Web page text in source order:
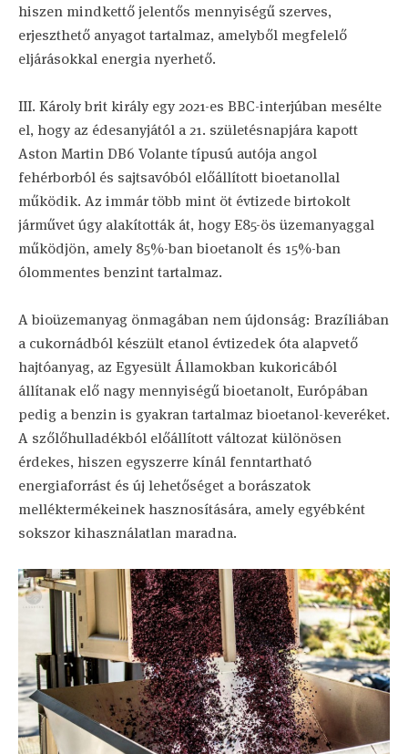
hiszen mindkettő jelentős mennyiségű szerves,
erjeszthető anyagot tartalmaz, amelyből megfelelő
eljárásokkal energia nyerhető.
III. Károly brit király egy 2021-es BBC-interjúban mesélte
el, hogy az édesanyjától a 21. születésnapjára kapott
Aston Martin DB6 Volante típusú autója angol
fehérborból és sajtsavóból előállított bioetanollal
működik. Az immár több mint öt évtizede birtokolt
járművet úgy alakították át, hogy E85-ös üzemanyaggal
működjön, amely 85%-ban bioetanolt és 15%-ban
ólommentes benzint tartalmaz.
A bioüzemanyag önmagában nem újdonság: Brazíliában
a cukornádból készült etanol évtizedek óta alapvető
hajtóanyag, az Egyesült Államokban kukoricából
állítanak elő nagy mennyiségű bioetanolt, Európában
pedig a benzin is gyakran tartalmaz bioetanol-keveréket.
A szőlőhulladékból előállított változat különösen
érdekes, hiszen egyszerre kínál fenntartható
energiaforrást és új lehetőséget a borászatok
melléktermékeinek hasznosítására, amely egyébként
sokszor kihasználatlan maradna.